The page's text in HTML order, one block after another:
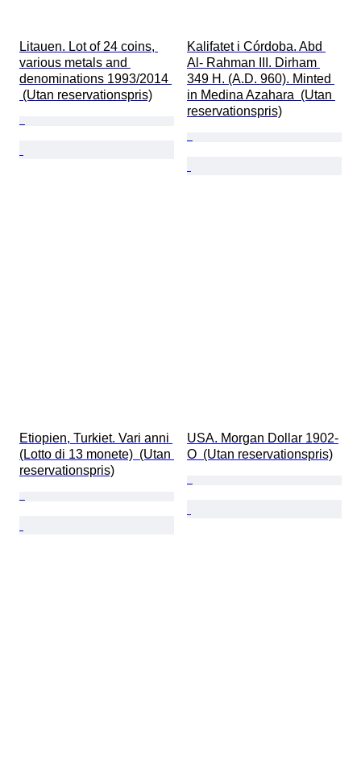
Litauen. Lot of 24 coins,
various metals and
denominations 1993/2014
(Utan reservationspris)
Kalifatet i Córdoba. Abd
Al- Rahman III. Dirham
349 H. (A.D. 960). Minted
in Medina Azahara  (Utan
reservationspris)
Etiopien, Turkiet. Vari anni
(Lotto di 13 monete)  (Utan
reservationspris)
USA. Morgan Dollar 1902-
O  (Utan reservationspris)